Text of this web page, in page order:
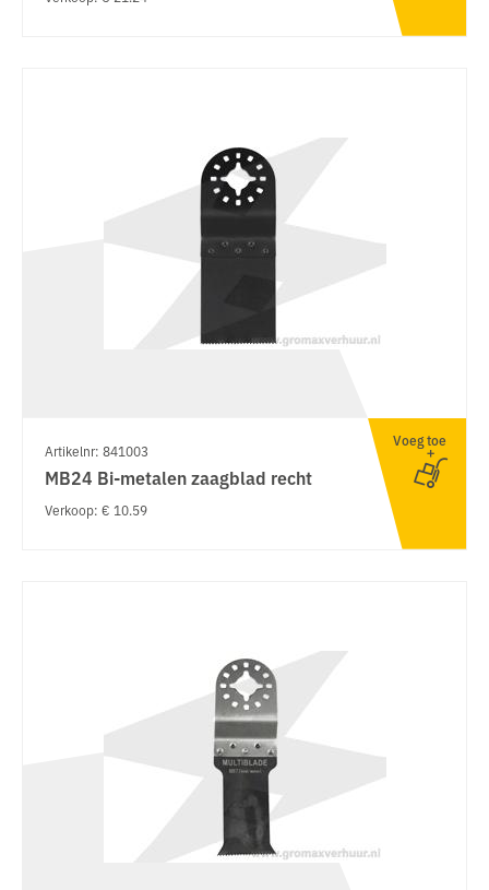
Artikelnr: 841003
MB24 Bi-metalen zaagblad recht
Verkoop: € 10.59
Voeg toe